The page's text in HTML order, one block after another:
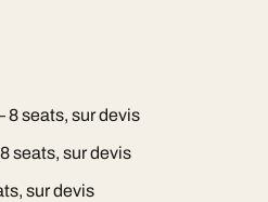
seats, sur devis
seats, sur devis
sur devis